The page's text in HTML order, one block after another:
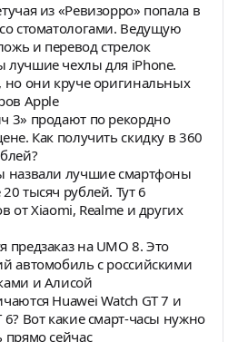
из «Ревизорро» попала в
стоматологами. Ведущую
и перевод стрелок
лучшие чехлы для iPhone.
но они круче оригинальных
Apple
3» продают по рекордно
Как получить скидку в 360
назвали лучшие смартфоны
тысяч рублей. Тут 6
от Xiaomi, Realme и других
предзаказ на UMO 8. Это
автомобиль с российскими
и Алисой
Huawei Watch GT 7 и
6? Вот какие смарт-часы нужно
прямо сейчас